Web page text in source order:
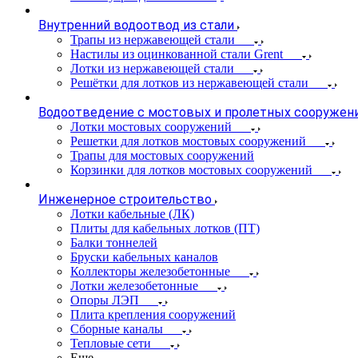
Внутренний водоотвод из стали
Трапы из нержавеющей стали
Настилы из оцинкованной стали Grent
Лотки из нержавеющей стали
Решётки для лотков из нержавеющей стали
Водоотведение с мостовых и пролетных
Лотки мостовых сооружений
Решетки для лотков мостовых сооружений
Трапы для мостовых сооружений
Корзинки для лотков мостовых сооружений
Инженерное строительство
Лотки кабельные (ЛК)
Плиты для кабельных лотков (ПТ)
Балки тоннелей
Бруски кабельных каналов
Коллекторы железобетонные
Лотки железобетонные
Опоры ЛЭП
Плита крепления сооружений
Сборные каналы
Тепловые сети